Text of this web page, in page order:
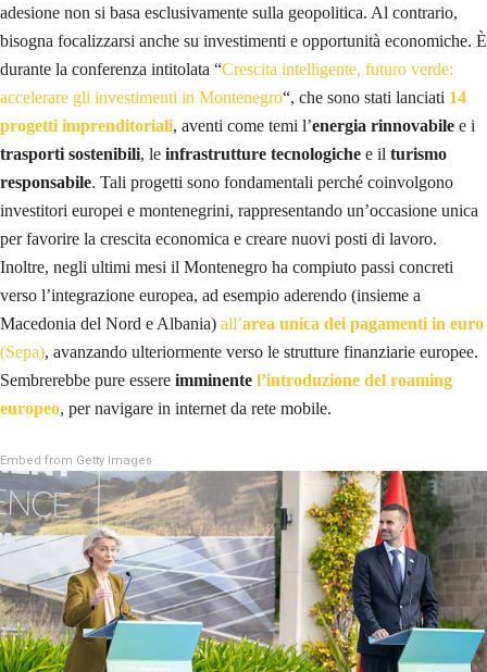
adesione non si basa esclusivamente sulla geopolitica. Al contrario,
bisogna focalizzarsi anche su investimenti e opportunità economiche. È
durante la conferenza intitolata “Crescita intelligente, futuro verde:
accelerare gli investimenti in Montenegro“, che sono stati lanciati 14
progetti imprenditoriali, aventi come temi l’energia rinnovabile e i
trasporti sostenibili, le infrastrutture tecnologiche e il turismo
responsabile. Tali progetti sono fondamentali perché coinvolgono
investitori europei e montenegrini, rappresentando un’occasione unica
per favorire la crescita economica e creare nuovi posti di lavoro.
Inoltre, negli ultimi mesi il Montenegro ha compiuto passi concreti
verso l’integrazione europea, ad esempio aderendo (insieme a
Macedonia del Nord e Albania) all’area unica dei pagamenti in euro
(Sepa), avanzando ulteriormente verso le strutture finanziarie europee.
Sembrerebbe pure essere imminente l’introduzione del roaming
europeo, per navigare in internet da rete mobile.
Embed from Getty Images